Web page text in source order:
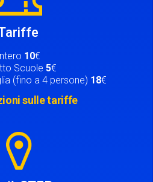
10€
Scuole 5€
(fino a 4 persone) 18€
sulle tariffe